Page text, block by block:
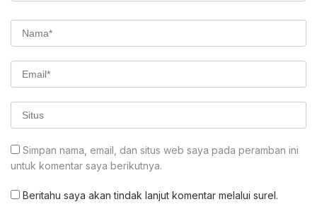
Simpan nama, email, dan situs web saya pada peramban ini
untuk komentar saya berikutnya.
Beritahu saya akan tindak lanjut komentar melalui surel.